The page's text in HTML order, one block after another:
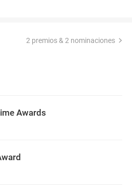
2 premios & 2 nominaciones
Awards